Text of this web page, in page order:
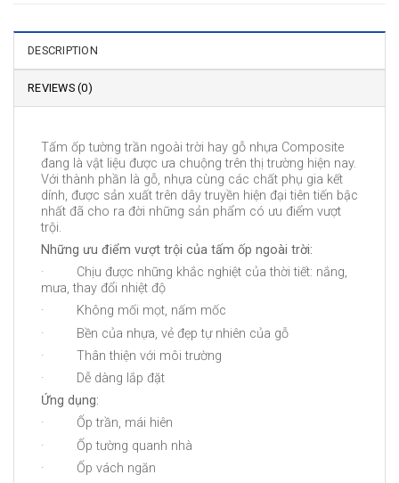
DESCRIPTION
REVIEWS (0)
Tấm ốp tường trần ngoài trời hay gỗ nhựa Composite
đang là vật liệu được ưa chuộng trên thị trường hiện nay.
Với thành phần là gỗ, nhựa cùng các chất phụ gia kết
dính, được sản xuất trên dây truyền hiện đại tiên tiến bậc
nhất đã cho ra đời những sản phẩm có ưu điểm vượt
trội.
Những ưu điểm vượt trội của tấm ốp ngoài trời:
· Chịu được những khắc nghiệt của thời tiết: nắng,
mưa, thay đổi nhiệt độ
· Không mối mọt, nấm mốc
· Bền của nhựa, vẻ đẹp tự nhiên của gỗ
· Thân thiện với môi trường
· Dễ dàng lắp đặt
Ứng dụng:
· Ốp trần, mái hiên
· Ốp tường quanh nhà
· Ốp vách ngăn